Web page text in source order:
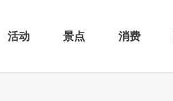
活动 景点 消费